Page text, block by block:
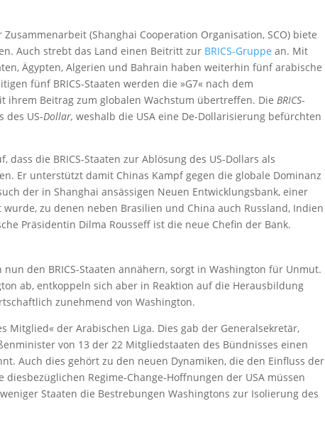
(Shanghai Cooperation Organisation, SCO) biete
Auch strebt das Land einen Beitritt zur BRICS-Gruppe an. Mit
Ägypten, Algerien und Bahrain haben weiterhin fünf arabische
fünf BRICS-Staaten werden die »G7« nach dem
ihrem Beitrag zum globalen Wachstum übertreffen. Die BRICS-
des US-Dollar, weshalb die USA eine De-Dollarisierung befürchten
die BRICS-Staaten zur Ablösung des US-Dollars als
Er unterstützt damit Chinas Kampf gegen die globale Dominanz
der in Shanghai ansässigen Neuen Entwicklungsbank, einer
zu denen neben Brasilien und China auch Russland, Indien
Präsidentin Dilma Rousseff ist die neue Chefin der Bank.
den BRICS-Staaten annähern, sorgt in Washington für Unmut.
ab, entkoppeln sich aber in Reaktion auf die Herausbildung
zunehmend von Washington.
Mitglied« der Arabischen Liga. Dies gab der Generalsekretär,
von 13 der 22 Mitgliedstaaten des Bündnisses einen
Auch dies gehört zu den neuen Dynamiken, die den Einfluss der
Regime-Change-Hoffnungen der USA müssen
Staaten die Bestrebungen Washingtons zur Isolierung des